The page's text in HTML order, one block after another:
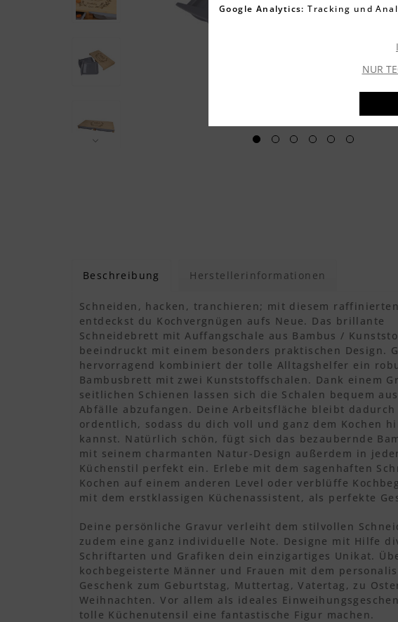
Beschreibung Herstellerinformationen
Schneiden, hacken, tranchieren; mit diesem
entdeckst du Kochvergnügen aufs Neue. Das brillante
Schneidebrett mit Auffangschale aus Bambus /
beeindruckt mit einem besonders praktischen Design.
hervorragend kombiniert der tolle Alltagshelfer ein
Bambusbrett mit zwei Kunststoffschalen. Dank einem
seitlichen Schienen lassen sich die Schalen bequem
Abfälle abzufangen. Deine Arbeitsfläche bleibt dadurch
ordentlich, sodass du dich voll und ganz dem Kochen
kannst. Natürlich schön, fügt sich das bezaubernde
mit seinem charmanten Natur-Design außerdem in
Küchenstil perfekt ein. Erlebe mit dem sagenhaften
Kochen auf einem anderen Level oder verblüffe
mit dem erstklassigen Küchenassistent, als perfekte
Deine persönliche Gravur verleiht dem stilvollen
zudem eine ganz individuelle Note. Designe mit Hilfe
Schriftarten und Grafiken dein einzigartiges Unikat.
kochbegeisterte Männer und Frauen mit dem
Geschenk zum Geburtstag, Muttertag, Vatertag, zu
Weihnachten. Vor allem als ideales
tolle Küchenutensil eine fantastische Figur machen.
Google Analytics: Tracking und
NUR